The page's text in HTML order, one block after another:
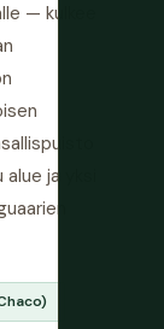
— kulkee
ja yksi